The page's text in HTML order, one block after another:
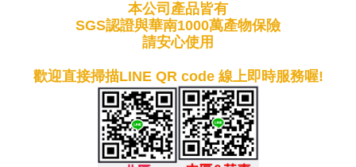
本公司產品皆有
SGS認證與華南1000萬產物保險
請安心使用
歡迎直接掃描LINE QR code 線上即時服務喔!